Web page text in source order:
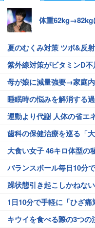
体重62kg→82kg
夏のむくみ対策 ツボ&反
紫外線対策がビタミンD
母が娘に減量強要→家庭
睡眠時の悩みを解消する
運動より代謝 人体の省エ
歯科の保健治療を巡る「大
大食い女子 46キロ体型の
バランスボール毎日10分
躁状態引き起こしかねな
1日10分で手軽に「ひざ痛
キウイを食べる際の3つの